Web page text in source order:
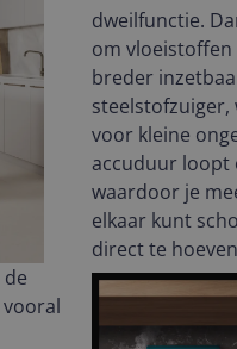
dweilfunctie.
om vloeistoffen
breder
steelstofzuiger,
voor kleine
accuduur loopt
waardoor je
elkaar kunt
direct te